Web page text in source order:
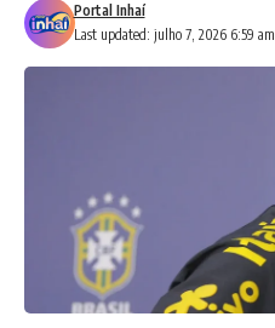
Last updated: julho 7, 2026 6:59 am
Portal Inhaí